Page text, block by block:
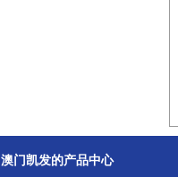
澳门凯发的产品中心